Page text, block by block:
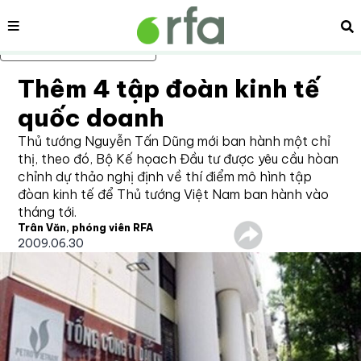
Bỏ qua nội dung chính
Nội dung
Thêm 4 tập đoàn kinh tế
quốc doanh
Thủ tướng Nguyễn Tấn Dũng mới ban hành một chỉ
thị, theo đó, Bộ Kế họach Đầu tư được yêu cầu hòan
chỉnh dự thảo nghị định về thí điểm mô hình tập
đòan kinh tế để Thủ tướng Việt Nam ban hành vào
tháng tới.
Trân Văn, phóng viên RFA
2009.06.30